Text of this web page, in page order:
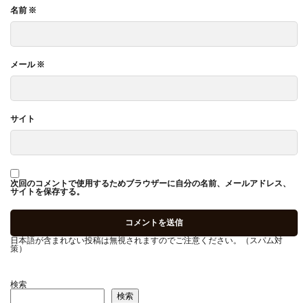
名前 ※
メール※
サイト
次回のコメントで使用するためブラウザーに自分の名前、メールアドレス、
サイトを保存する。
日本語が含まれない投稿は無視されますのでご注意ください。（スパム対
策）
検索
検索